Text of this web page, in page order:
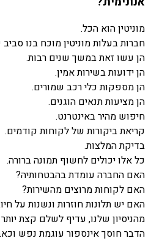
מוניטין הוא הכל.
חברות בעלות מוניטין מוכח בנו
הן עשו זאת במשך שנים רבות.
הן ידועות בשירות אמין.
הן מספקות כלי רכב שמורים.
הן מציעות תנאים הוגנים.
חיפוש מהיר באינטרנט.
קריאת ביקורות של לקוחות קודמים.
בדיקת המלצות.
כל אלו יכולים לחשוף תמונה ברורה.
האם החברה עומדת בהבטחותיה?
האם לקוחות מרוצים מהשירות?
האם יש תלונות חוזרות ונשנות על
מהניסיון שלנו, עדיף לשלם קצת
הדבר חוסך אינספור עוגמת נפש